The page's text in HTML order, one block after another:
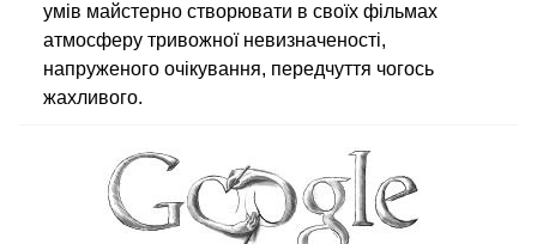
умів майстерно створювати в своїх фільмах
атмосферу тривожної невизначеності,
напруженого очікування, передчуття чогось
жахливого.